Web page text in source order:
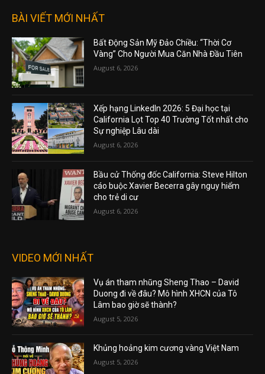
BÀI VIẾT MỚI NHẤT
Bất Động Sản Mỹ Đảo Chiều: “Thời Cơ
Vàng” Cho Người Mua Căn Nhà Đầu Tiên
August 6, 2026
Xếp hạng LinkedIn 2026: 5 Đại học tại
California Lọt Top 40 Trường Tốt nhất cho
Sự nghiệp Lâu dài
August 6, 2026
Bầu cử Thống đốc California: Steve Hilton
cáo buộc Xavier Becerra gây nguy hiểm
cho trẻ di cư
August 6, 2026
VIDEO MỚI NHẤT
Vụ án tham nhũng Sheng Thao – David
Duong đi về đâu? Mô hình XHCN của Tô
Lâm bao giờ sẽ thành?
August 5, 2026
Khủng hoảng kim cương vàng Việt Nam
August 5, 2026